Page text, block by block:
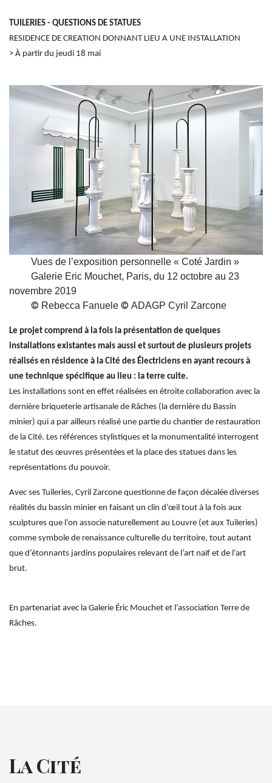
TUILERIES - QUESTIONS DE STATUES
RESIDENCE DE CREATION DONNANT LIEU A UNE INSTALLATION
> À partir du jeudi 18 mai
Vues de l’exposition personnelle « Coté Jardin »
Galerie Eric Mouchet, Paris, du 12 octobre au 23
novembre 2019
© Rebecca Fanuele © ADAGP Cyril Zarcone
Le projet comprend à la fois la présentation de quelques
installations existantes mais aussi et surtout de plusieurs projets
réalisés en résidence à la Cité des Électriciens en ayant recours à
une technique spécifique au lieu : la terre cuite.
Les installations sont en effet réalisées en étroite collaboration avec la
dernière briqueterie artisanale de Râches (la dernière du Bassin
minier) qui a par ailleurs réalisé une partie du chantier de restauration
de la Cité. Les références stylistiques et la monumentalité interrogent
le statut des œuvres présentées et la place des statues dans les
représentations du pouvoir.
Avec ses Tuileries, Cyril Zarcone questionne de façon décalée diverses
réalités du bassin minier en faisant un clin d’œil tout à la fois aux
sculptures que l’on associe naturellement au Louvre (et aux Tuileries)
comme symbole de renaissance culturelle du territoire, tout autant
que d’étonnants jardins populaires relevant de l’art naïf et de l’art
brut.
En partenariat avec la Galerie Éric Mouchet et l’association Terre de
Râches.
La Cité